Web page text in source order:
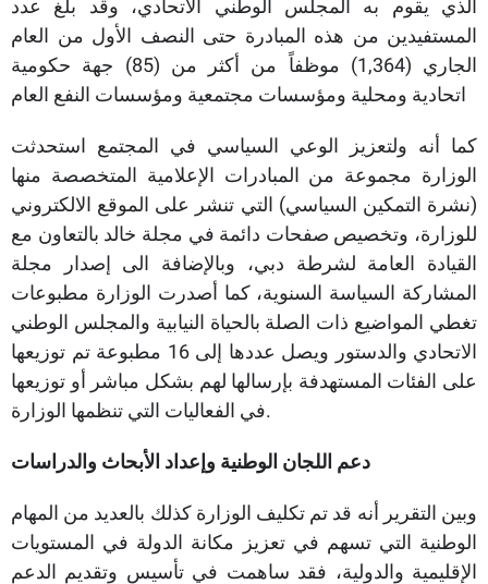
الذي يقوم به المجلس الوطني الاتحادي، وقد بلغ عدد
المستفيدين من هذه المبادرة حتى النصف الأول من العام
الجاري (1,364) موظفاً من أكثر من (85) جهة حكومية
اتحادية ومحلية ومؤسسات مجتمعية ومؤسسات النفع العام
كما أنه ولتعزيز الوعي السياسي في المجتمع استحدثت
الوزارة مجموعة من المبادرات الإعلامية المتخصصة منها
(نشرة التمكين السياسي) التي تنشر على الموقع الالكتروني
للوزارة، وتخصيص صفحات دائمة في مجلة خالد بالتعاون مع
القيادة العامة لشرطة دبي، وبالإضافة الى إصدار مجلة
المشاركة السياسة السنوية، كما أصدرت الوزارة مطبوعات
تغطي المواضيع ذات الصلة بالحياة النيابية والمجلس الوطني
الاتحادي والدستور ويصل عددها إلى 16 مطبوعة تم توزيعها
على الفئات المستهدفة بإرسالها لهم بشكل مباشر أو توزيعها
في الفعاليات التي تنظمها الوزارة.
وبين التقرير أنه قد تم تكليف الوزارة كذلك بالعديد من المهام
الوطنية التي تسهم في تعزيز مكانة الدولة في المستويات
الإقليمية والدولية، فقد ساهمت في تأسيس وتقديم الدعم